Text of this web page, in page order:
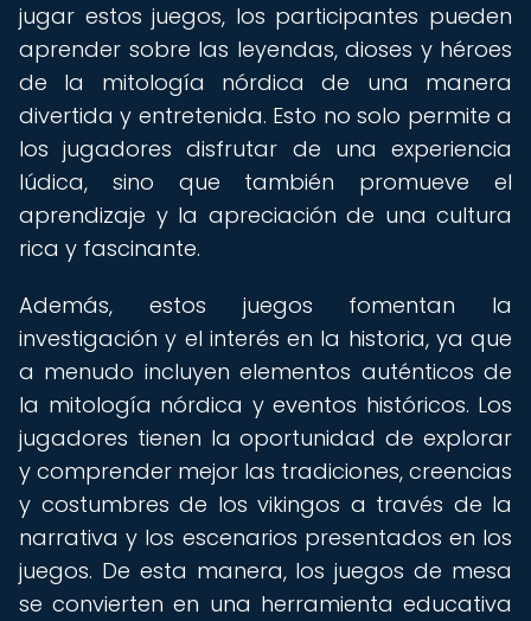
jugar estos juegos, los participantes pueden
aprender sobre las leyendas, dioses y héroes
de la mitología nórdica de una manera
divertida y entretenida. Esto no solo permite a
los jugadores disfrutar de una experiencia
lúdica, sino que también promueve el
aprendizaje y la apreciación de una cultura
rica y fascinante.
Además, estos juegos fomentan la
investigación y el interés en la historia, ya que
a menudo incluyen elementos auténticos de
la mitología nórdica y eventos históricos. Los
jugadores tienen la oportunidad de explorar
y comprender mejor las tradiciones, creencias
y costumbres de los vikingos a través de la
narrativa y los escenarios presentados en los
juegos. De esta manera, los juegos de mesa
se convierten en una herramienta educativa